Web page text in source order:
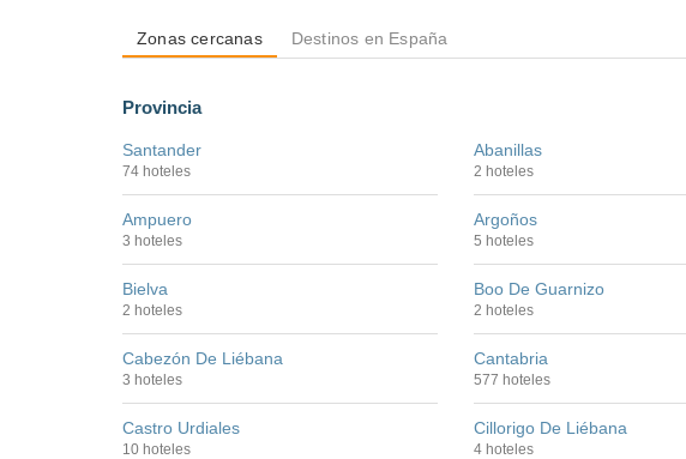
Zonas cercanas Destinos en España
Provincia
Santander
74 hoteles
Abanillas
2 hoteles
Ampuero
3 hoteles
Argoños
5 hoteles
Bielva
2 hoteles
Boo De Guarnizo
2 hoteles
Cabezón De Liébana
3 hoteles
Cantabria
577 hoteles
Castro Urdiales
10 hoteles
Cillorigo De Liébana
4 hoteles